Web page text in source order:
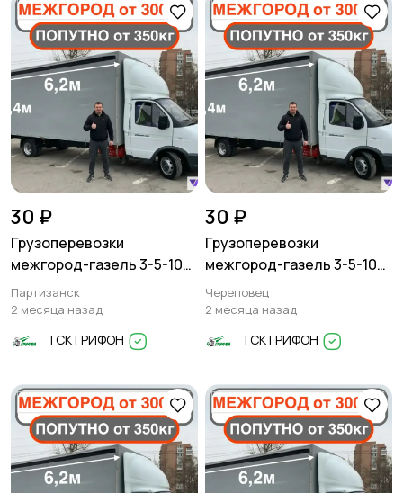
30 ₽
Грузоперевозки
межгород-газель 3-5-10
тонн
Партизанск
2 месяца назад
ТСК ГРИФОН
30 ₽
Грузоперевозки
межгород-газель 3-5-10
тонн
Череповец
2 месяца назад
ТСК ГРИФОН